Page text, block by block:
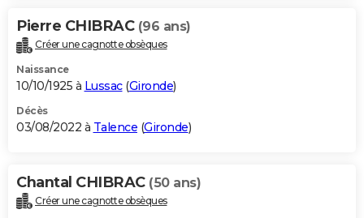
Pierre CHIBRAC (96 ans)
Créer une cagnotte obsèques
Naissance
10/10/1925 à Lussac(Gironde)
Décès
03/08/2022 à Talence (Gironde)
Chantal CHIBRAC (50 ans)
Créer une cagnotte obsèques